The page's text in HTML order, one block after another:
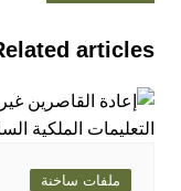
articles
ملفات ساخنة